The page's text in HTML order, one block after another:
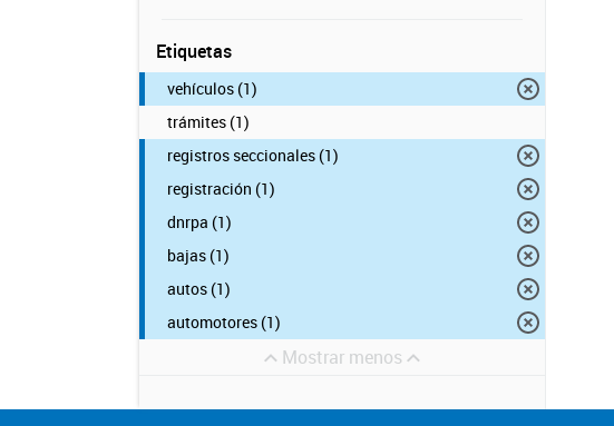
Etiquetas
vehículos (1)
trámites (1)
registros seccionales (1)
registración (1)
dnrpa (1)
bajas (1)
autos (1)
automotores (1)
Mostrar menos